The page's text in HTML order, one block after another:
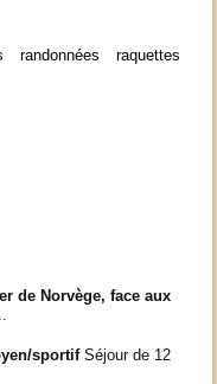
de Norvège, face aux
sportifSéjour de 12